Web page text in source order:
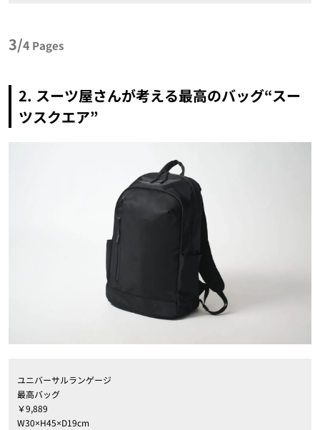
3/4 Pages
2. スーツ屋さんが考える最高のバッグ“スー
ツスクエア”
ユニバーサルランゲージ
最高バッグ
￥9,889
W30×H45×D19cm